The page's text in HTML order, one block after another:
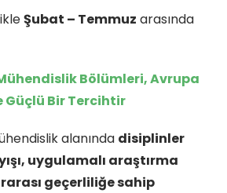
Şubat – Temmuz arasında
Bölümleri, Avrupa
Güçlü Bir Tercihtir
alanında disiplinler
uygulamalı araştırma
geçerliliğe sahip